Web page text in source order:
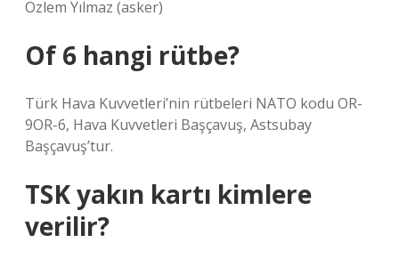
Özlem Yılmaz (asker)
Of 6 hangi rütbe?
Türk Hava Kuvvetleri’nin rütbeleri NATO kodu OR-
9OR-6, Hava Kuvvetleri Başçavuş, Astsubay
Başçavuş’tur.
TSK yakın kartı kimlere
verilir?